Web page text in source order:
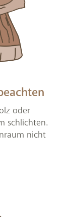
oder
schlichten.
nicht